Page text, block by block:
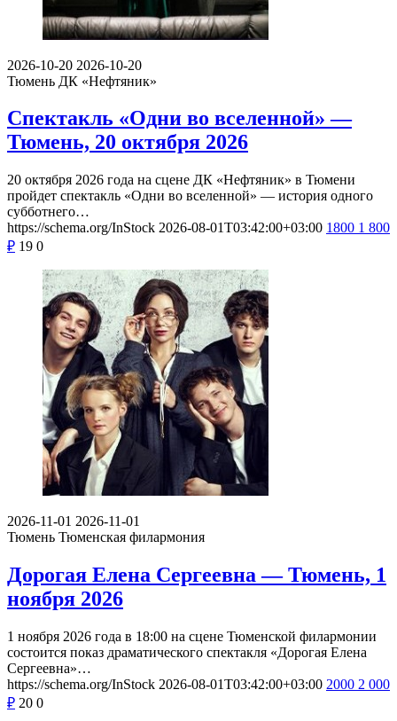
2026-10-20 2026-10-20
Тюмень ДК «Нефтяник»
Спектакль «Одни во вселенной» —
Тюмень, 20 октября 2026
20 октября 2026 года на сцене ДК «Нефтяник» в Тюмени
пройдет спектакль «Одни во вселенной» — история одного
субботнего…
https://schema.org/InStock 2026-08-01T03:42:00+03:00 1800 1 800
₽ 19 0
2026-11-01 2026-11-01
Тюмень Тюменская филармония
Дорогая Елена Сергеевна — Тюмень, 1
ноября 2026
1 ноября 2026 года в 18:00 на сцене Тюменской филармонии
состоится показ драматического спектакля «Дорогая Елена
Сергеевна»…
https://schema.org/InStock 2026-08-01T03:42:00+03:00 2000 2 000
₽ 20 0